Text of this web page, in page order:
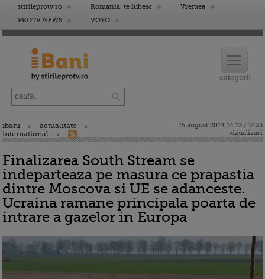
stirileprotv.ro Romania, te iubesc
Vremea
PROTV NEWS
VOYO
ibani
actualitate
international
15 august 2014 14:13 / 1423
vizualizari
Finalizarea South Stream se
indeparteaza pe masura ce prapastia
dintre Moscova si UE se adanceste.
Ucraina ramane principala poarta de
intrare a gazelor in Europa